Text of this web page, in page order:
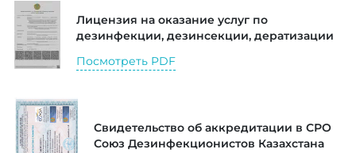
Лицензия на оказание услуг по
дезинфекции, дезинсекции, дератизации
Посмотреть PDF
Свидетельство об аккредитации в СРО
Союз Дезинфекционистов Казахстана